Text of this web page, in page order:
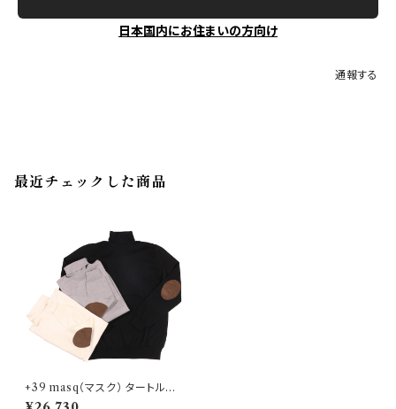
日本国内にお住まいの方向け
通報する
最近チェックした商品
+39 masq（マスク） タートルネ
ックセーター 3012 27232